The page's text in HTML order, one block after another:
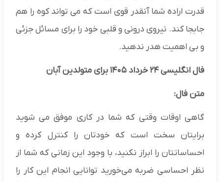
قدرت اراده شما آنقدر قوی است که می تواند کوه را هم
جابجا کند. نیروی درونی و قلبی خود را برای مسائل جزئی
و بی اهمیت هدر ندهید.
فال انگلیسی ۲۴ خرداد ۱۴۰۵ برای متولدین آبان
متن فال:
گاهى اوقات وقتى که شما در کارى موفق مى شوید
برایتان سخت است که خودتان را کنترل کرده و
احساساتتان را ابراز نکنید، با وجود این زمانى که شما از
نظر احساسى ضربه مى‌خورید توانایى انجام این کار را